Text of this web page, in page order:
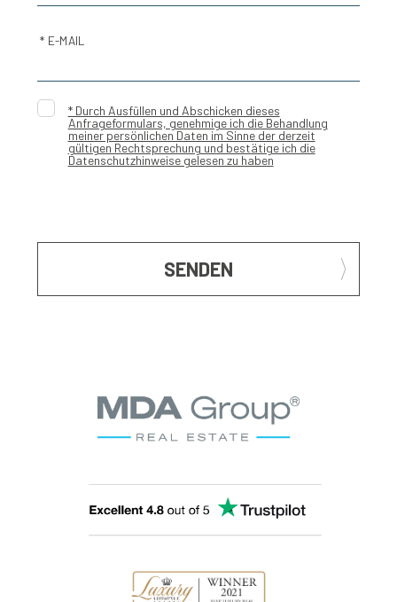
* E-MAIL
* Durch Ausfüllen und Abschicken dieses
Anfrageformulars, genehmige ich die Behandlung
meiner persönlichen Daten im Sinne der derzeit
gültigen Rechtsprechung und bestätige ich die
Datenschutzhinweise gelesen zu haben
SENDEN